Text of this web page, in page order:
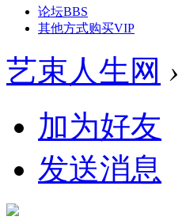
论坛BBS
其他方式购买VIP
艺束人生网 ›
加为好友
发送消息